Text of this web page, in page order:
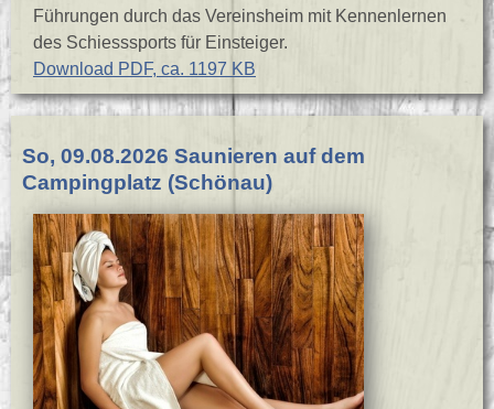
Führungen durch das Vereinsheim mit Kennenlernen
des Schiesssports für Einsteiger.
Download PDF, ca. 1197 KB
So, 09.08.2026 Saunieren auf dem
Campingplatz (Schönau)